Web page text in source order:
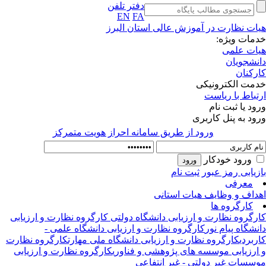
دفتر تلفن
EN FA
نظارت در آموزش عالی استان البرز
ویژه:
علمی
الکترونیکی
با ریاست
یا ثبت نام
به پنل کاربری
ورود از طريق سامانه احراز هويت متمركز
ورود خودکار
رمز عبور ثبت نام
معرفی
و وظایف هیات استانی
کارگروه ها
نظارت و ارزیابی دانشگاه دولتیکارگروه نظارت و ارزیابی
پیام نورکارگروه نظارت و ارزیابی دانشگاه علمی -
کارگروه نظارت و ارزیابی دانشگاه ملی مهارتکارگروه نظارت
موسسه های پژوهشی و فناوریکارگروه نظارت و ارزیابی
غیر دولتی - غیر انتفاعی